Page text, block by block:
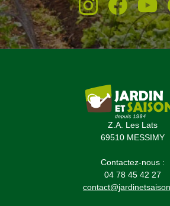
Z.A. Les Lats
69510 MESSIMY
Contactez-nous :
04 78 45 42 27